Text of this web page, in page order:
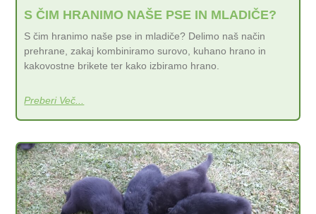
S ČIM HRANIMO NAŠE PSE IN MLADIČE?
S čim hranimo naše pse in mladiče? Delimo naš način
prehrane, zakaj kombiniramo surovo, kuhano hrano in
kakovostne brikete ter kako izbiramo hrano.
Preberi Več...